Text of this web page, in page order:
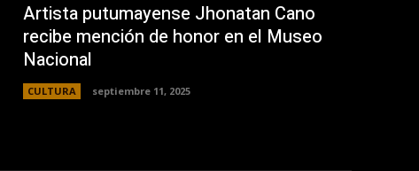
Artista putumayense Jhonatan Cano
recibe mención de honor en el Museo
Nacional
CULTURA septiembre 11, 2025